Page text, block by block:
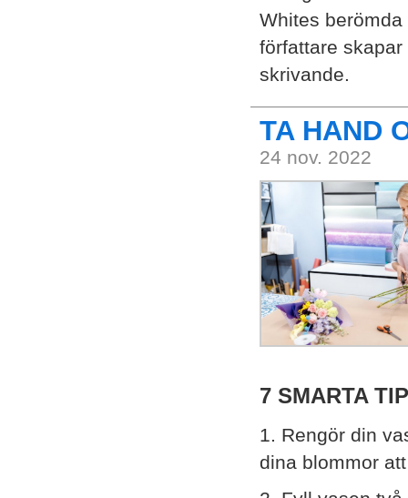
Whites
författare
skrivande.
TA HAND
24 nov. 2022
7 SMARTA
1. Rengör din
dina blommor